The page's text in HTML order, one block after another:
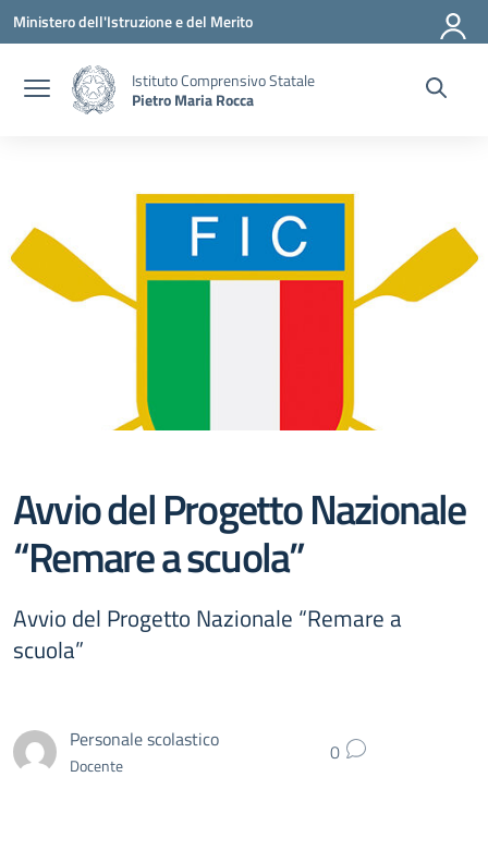
Vai ai contenuti
Vai al menu di navigazione
Vai al footer
Ministero dell'Istruzione e del Merito
Istituto Comprensivo Statale
Pietro Maria Rocca
Avvio del Progetto Nazionale
“Remare a scuola”
Avvio del Progetto Nazionale “Remare a
scuola”
Personale scolastico
Docente 0